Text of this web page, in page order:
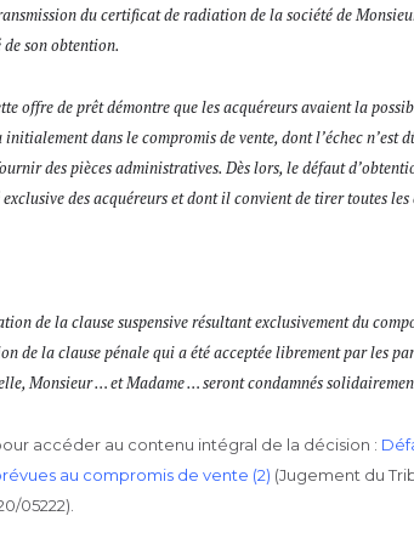
du certificat de radiation de la société de
son obtention.
offre de prêt démontre que les acquéreurs avaient la
dans le compromis de vente, dont l’échec n’est
des pièces administratives. Dès lors, le défaut
des acquéreurs et dont il convient de tirer toutes les
de la clause suspensive résultant exclusivement du
de la clause pénale qui a été acceptée librement par les
Monsieur … et Madame … seront condamnés
accéder au contenu intégral de la décision :
au compromis de vente (2) (Jugement du
05222).